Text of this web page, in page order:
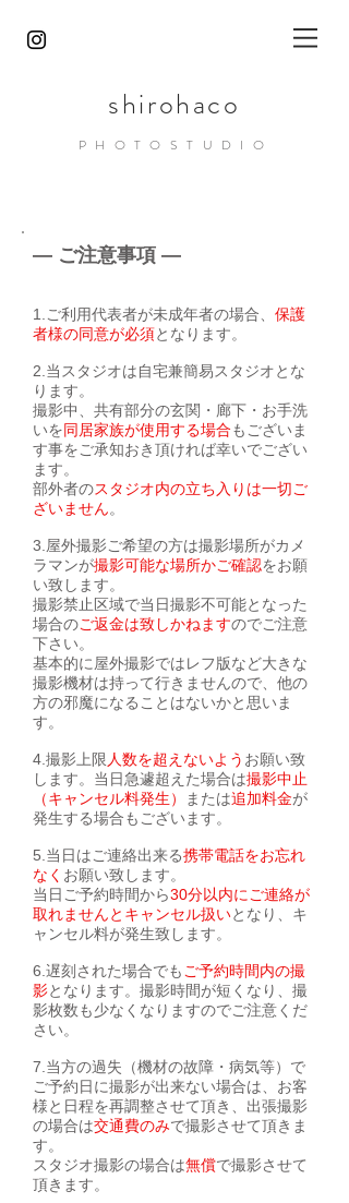
shirohaco
PHOTOST UDIO
― ご注意事項 ―
1.ご利用代表者が未成年者の場合、 保護
者様の同意が必須となります。
2.当スタジオは自宅兼簡易スタジオとな
ります。
撮影中、共有部分の玄関・廊下・お手洗
いを同居家族が使用する場合もございま
す事をご承知おき頂ければ幸いでござい
ます。
部外者のスタジオ内の立ち入りは一切ご
ざいません。
3.屋外撮影ご希望の方は撮影場所がカメ
ラマンが撮影可能な場所かご確認をお願
い致します。
撮影禁止区域で当日撮影不可能となった
場合のご返金は致しかねますのでご注意
下さい。
基本的に屋外撮影ではレフ版など大きな
撮影機材は持って行きませんので、他の
方の邪魔になることはないかと思いま
す。
4.撮影上限 人数を超えないよう お願い致
します。当日急遽超えた場合は撮影中止
（キャンセル料発生）
または追加料金が
発生する場合もございます。
5.当日はご連絡出来る携帯電話をお忘れ
なく お願い致します。
当日ご予約時間から30分以内にご連絡が
取れませんとキャンセル扱いとなり、キ
ャンセル料が発生致します。
6.遅刻された場合でも ご予約時間内の撮
影となります。撮影時間が短くなり、撮
影枚数も少なくなりますのでご注意くだ
さい。
7.当方の過失（機材の故障・病気等）で
ご予約日に撮影が出来ない場合は、お客
様と日程を再調整させて頂き、出張撮影
の場合は交通費のみで撮影させて頂きま
す。
スタジオ撮影の場合は無償で撮影させて
頂きます。